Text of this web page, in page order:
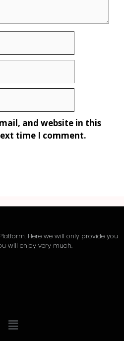
and website in this
time I comment.
Platform. Here we will only provide you
will enjoy very much.